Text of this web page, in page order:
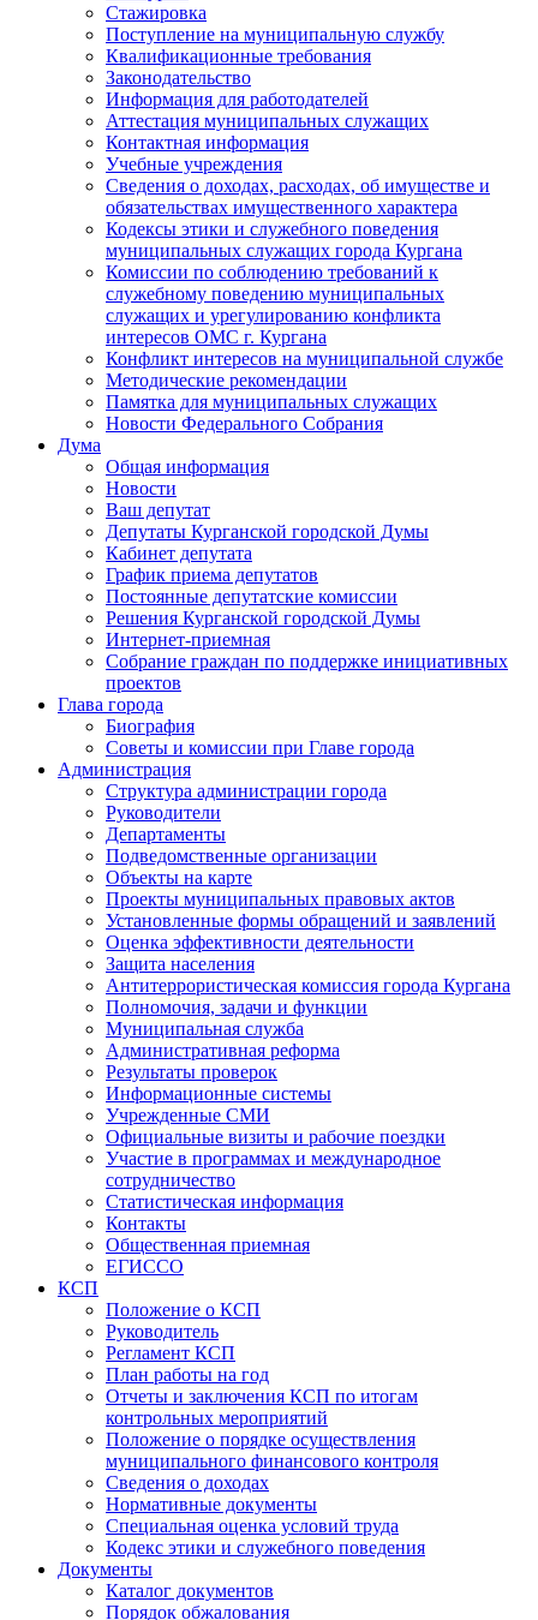
Стажировка
Поступление на муниципальную службу
Квалификационные требования
Законодательство
Информация для работодателей
Аттестация муниципальных служащих
Контактная информация
Учебные учреждения
Сведения о доходах, расходах, об имуществе и
обязательствах имущественного характера
Кодексы этики и служебного поведения
муниципальных служащих города Кургана
Комиссии по соблюдению требований к
служебному поведению муниципальных
служащих и урегулированию конфликта
интересов ОМС г. Кургана
Конфликт интересов на муниципальной службе
Методические рекомендации
Памятка для муниципальных служащих
Новости Федерального Cобрания
Дума
Общая информация
Новости
Ваш депутат
Депутаты Курганской городской Думы
Кабинет депутата
График приема депутатов
Постоянные депутатские комиссии
Решения Курганской городской Думы
Интернет-приемная
Собрание граждан по поддержке инициативных
проектов
Глава города
Биография
Советы и комиссии при Главе города
Администрация
Структура администрации города
Руководители
Департаменты
Подведомственные организации
Объекты на карте
Проекты муниципальных правовых актов
Установленные формы обращений и заявлений
Оценка эффективности деятельности
Защита населения
Антитеррористическая комиссия города Кургана
Полномочия, задачи и функции
Муниципальная служба
Административная реформа
Результаты проверок
Информационные системы
Учрежденные СМИ
Официальные визиты и рабочие поездки
Участие в программах и международное
сотрудничество
Статистическая информация
Контакты
Общественная приемная
ЕГИССО
КСП
Положение о КСП
Руководитель
Регламент КСП
План работы на год
Отчеты и заключения КСП по итогам
контрольных мероприятий
Положение о порядке осуществления
муниципального финансового контроля
Сведения о доходах
Нормативные документы
Специальная оценка условий труда
Кодекс этики и служебного поведения
Документы
Каталог документов
Порядок обжалования